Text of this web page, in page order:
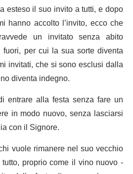
esteso il suo invito a tutti, e dopo
hanno accolto l’invito, ecco che
un invitato senza abito
per cui la sua sorte diventa
invitati, che si sono esclusi dalla
diventa indegno.
entrare alla festa senza fare un
in modo nuovo, senza lasciarsi
con il Signore.
vuole rimanere nel suo vecchio
proprio come il vino nuovo -